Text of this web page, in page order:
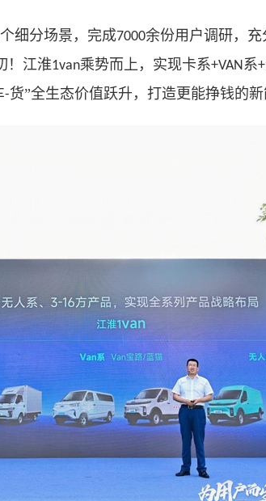
个细分场景，完成7000余份用户调研，
！江淮1van乘势而上，实现卡系+VAN系+
-货”全生态价值跃升，打造更能挣钱的新